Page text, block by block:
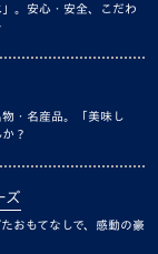
。安心・安全、こだわ
・名産品。「美味し
？
ズ
おもてなしで、感動の豪